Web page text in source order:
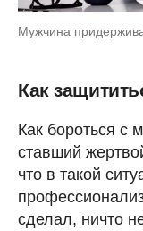
Мужчина
Как
Как бороться с
ставший
что в такой
сделал, ничто